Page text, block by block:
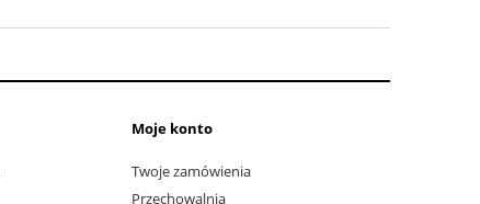
Moje konto
Twoje zamówienia
Przechowalnia